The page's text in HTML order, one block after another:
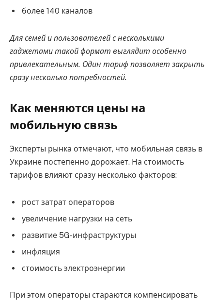
более 140 каналов
Для семей и пользователей с несколькими
гаджетами такой формат выглядит особенно
привлекательным. Один тариф позволяет закрыть
сразу несколько потребностей.
Как меняются цены на
мобильную связь
Эксперты рынка отмечают, что мобильная связь в
Украине постепенно дорожает. На стоимость
тарифов влияют сразу несколько факторов:
рост затрат операторов
увеличение нагрузки на сеть
развитие 5G-инфраструктуры
инфляция
стоимость электроэнергии
При этом операторы стараются компенсировать